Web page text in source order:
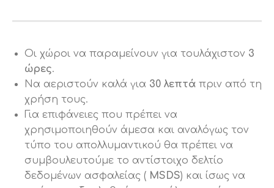
Οι χώροι να παραμείνουν για τουλάχιστον 3
ώρες.
Να αεριστούν καλά για 30 λεπτά πριν από τη
χρήση τους.
Για επιφάνειες που πρέπει να
χρησιμοποιηθούν άμεσα και αναλόγως τον
τύπο του απολλυμαντικού θα πρέπει να
συμβουλευτούμε το αντίστοιχο δελτίο
δεδομένων ασφαλείας ( MSDS) και ίσως να